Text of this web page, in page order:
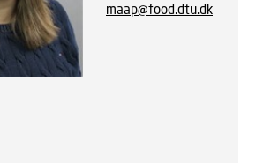
maap@food.dtu.dk